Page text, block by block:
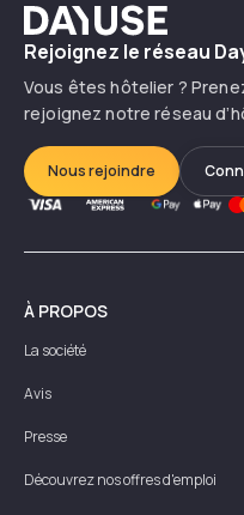
Dayuse
Rejoignez le réseau
Vous êtes hôtelier ?
rejoignez notre réseau
Nous rejoindre
À PROPOS
La société
Avis
Presse
Découvrez nos offres d'emploi